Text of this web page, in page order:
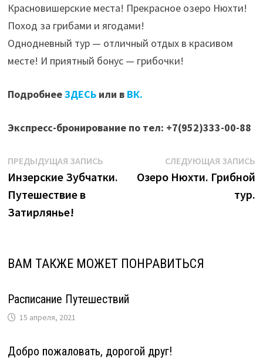
Красновишерские места! Прекрасное озеро Нюхти!
Поход за грибами и ягодами!
Однодневный тур — отличный отдых в красивом
месте! И приятный бонус — грибочки!
ПодробнееЗДЕСЬили в ВК.
Экспресс-бронирование по тел: +7(952)333-00-88
Навигация
по
записям
ПРЕДЫДУЩАЯ ЗАПИСЬПредыдущая
запись:
Инзерские Зубчатки.
Путешествие в
Затирлянье!
СЛЕДУЮЩАЯ ЗАПИСЬ
Озеро Нюхти. Грибной
тур.
ВАМ ТАКЖЕ МОЖЕТ ПОНРАВИТЬСЯ
Расписание Путешествий
15 апреля, 2021
Добро пожаловать, дорогой друг!